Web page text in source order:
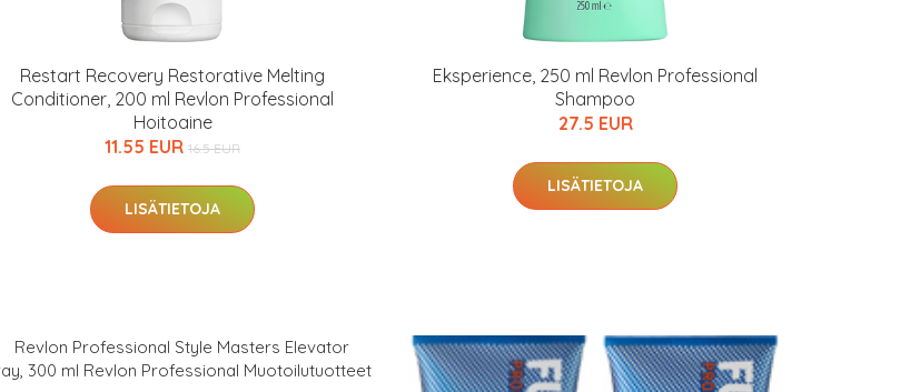
Restart Recovery Restorative Melting
Conditioner, 200 ml Revlon Professional
Hoitoaine
11.55 EUR 16.5 EUR
LISÄTIETOJA
Eksperience, 250 ml Revlon Professional
Shampoo
27.5 EUR
LISÄTIETOJA